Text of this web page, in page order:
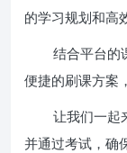
的学习规划和高
结合平台的
便捷的刷课方案
让我们一起
并通过考试，确